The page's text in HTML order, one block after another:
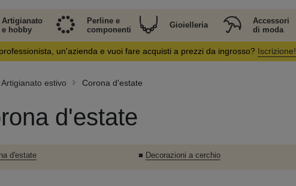
Artigianato
e hobby
Perline e
componenti
Gioielleria
Accessori
di moda
un'azienda e vuoi fare acquisti a prezzi da ingrosso? Iscrizione!
Artigianato estivo Corona d'estate
d'estate
d'estate ■ Decorazioni a cerchio